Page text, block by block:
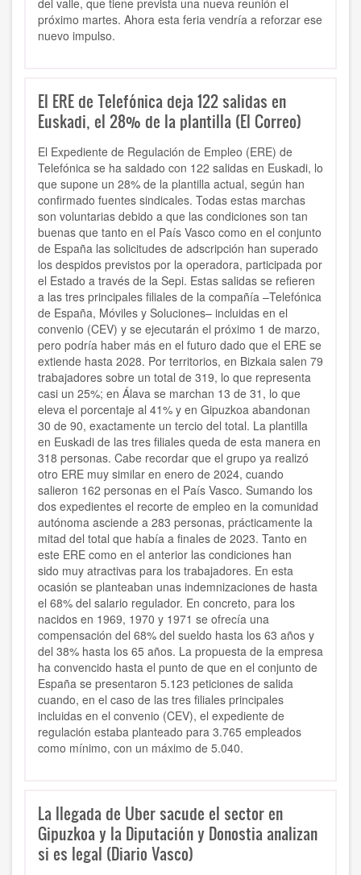
del valle, que tiene prevista una nueva reunión el
próximo martes. Ahora esta feria vendría a reforzar ese
nuevo impulso.
El ERE de Telefónica deja 122 salidas en
Euskadi, el 28% de la plantilla (El Correo)
El Expediente de Regulación de Empleo (ERE) de
Telefónica se ha saldado con 122 salidas en Euskadi, lo
que supone un 28% de la plantilla actual, según han
confirmado fuentes sindicales. Todas estas marchas
son voluntarias debido a que las condiciones son tan
buenas que tanto en el País Vasco como en el conjunto
de España las solicitudes de adscripción han superado
los despidos previstos por la operadora, participada por
el Estado a través de la Sepi. Estas salidas se refieren
a las tres principales filiales de la compañía –Telefónica
de España, Móviles y Soluciones– incluidas en el
convenio (CEV) y se ejecutarán el próximo 1 de marzo,
pero podría haber más en el futuro dado que el ERE se
extiende hasta 2028. Por territorios, en Bizkaia salen 79
trabajadores sobre un total de 319, lo que representa
casi un 25%; en Álava se marchan 13 de 31, lo que
eleva el porcentaje al 41% y en Gipuzkoa abandonan
30 de 90, exactamente un tercio del total. La plantilla
en Euskadi de las tres filiales queda de esta manera en
318 personas. Cabe recordar que el grupo ya realizó
otro ERE muy similar en enero de 2024, cuando
salieron 162 personas en el País Vasco. Sumando los
dos expedientes el recorte de empleo en la comunidad
autónoma asciende a 283 personas, prácticamente la
mitad del total que había a finales de 2023. Tanto en
este ERE como en el anterior las condiciones han
sido muy atractivas para los trabajadores. En esta
ocasión se planteaban unas indemnizaciones de hasta
el 68% del salario regulador. En concreto, para los
nacidos en 1969, 1970 y 1971 se ofrecía una
compensación del 68% del sueldo hasta los 63 años y
del 38% hasta los 65 años. La propuesta de la empresa
ha convencido hasta el punto de que en el conjunto de
España se presentaron 5.123 peticiones de salida
cuando, en el caso de las tres filiales principales
incluidas en el convenio (CEV), el expediente de
regulación estaba planteado para 3.765 empleados
como mínimo, con un máximo de 5.040.
La llegada de Uber sacude el sector en
Gipuzkoa y la Diputación y Donostia analizan
si es legal (Diario Vasco)